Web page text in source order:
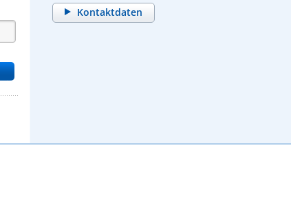
Kontaktdaten